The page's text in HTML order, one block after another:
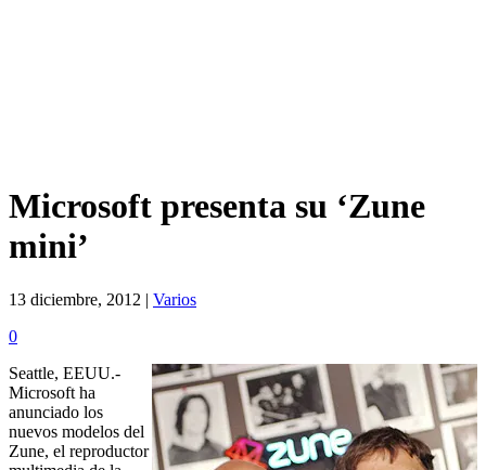
Microsoft presenta su ‘Zune
mini’
13 diciembre, 2012 | Varios
0
Seattle, EEUU.-
Microsoft ha
anunciado los
nuevos modelos del
Zune, el reproductor